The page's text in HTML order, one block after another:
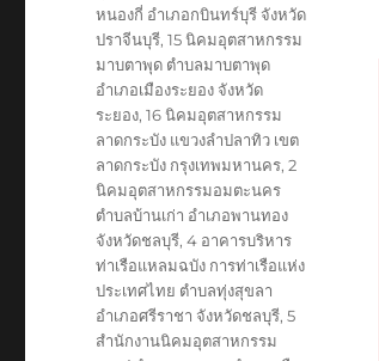
หนองกี่ อำเภอกบินทร์บุรี จังหวัด
ปราจีนบุรี,15 นิคมอุตสาหกรรม
มาบตาพุด ตำบลมาบตาพุด
อำเภอเมืองระยอง จังหวัด
ระยอง,16 นิคมอุตสาหกรรม
ลาดกระบัง แขวงลำปลาทิว เขต
ลาดกระบัง กรุงเทพมหานคร,2
นิคมอุตสาหกรรมอมตะนคร
ตำบลบ้านเก่า อำเภอพานทอง
จังหวัดชลบุรี,4 อาคารบริหาร
ท่าเรือแหลมฉบัง การท่าเรือแห่ง
ประเทศไทย ตำบลทุ่งสุขลา
อำเภอศรีราชา จังหวัดชลบุรี,5
สำนักงานนิคมอุตสาหกรรม